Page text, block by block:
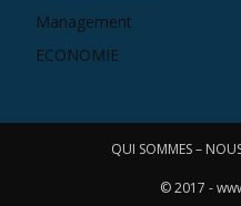
Management
ECONOMIE
QUI SOMMES –
© 2017 -